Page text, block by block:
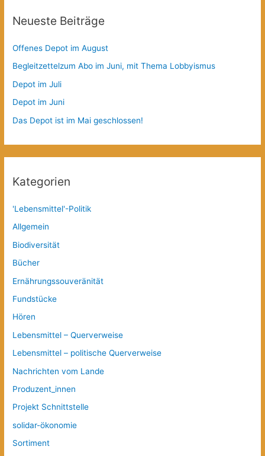
Neueste Beiträge
Offenes Depot im August
Begleitzettelzum Abo im Juni, mit Thema Lobbyismus
Depot im Juli
Depot im Juni
Das Depot ist im Mai geschlossen!
Kategorien
'Lebensmittel'-Politik
Allgemein
Biodiversität
Bücher
Ernährungssouveränität
Fundstücke
Hören
Lebensmittel – Querverweise
Lebensmittel – politische Querverweise
Nachrichten vom Lande
Produzent_innen
Projekt Schnittstelle
solidar-ökonomie
Sortiment